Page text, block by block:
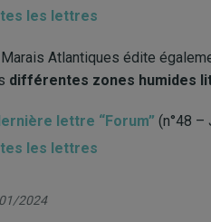
les lettres
Atlantiques édite
différentes zones humides
lettre “Forum” (n°48 –
les lettres
2024